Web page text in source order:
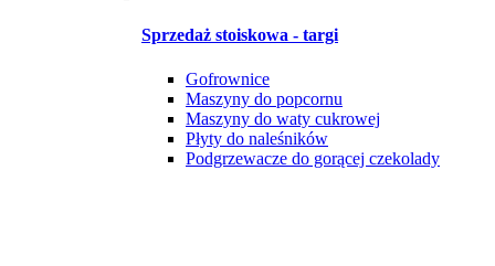
Sprzedaż stoiskowa - targi
Gofrownice
Maszyny do popcornu
Maszyny do waty cukrowej
Płyty do naleśników
Podgrzewacze do gorącej czekolady